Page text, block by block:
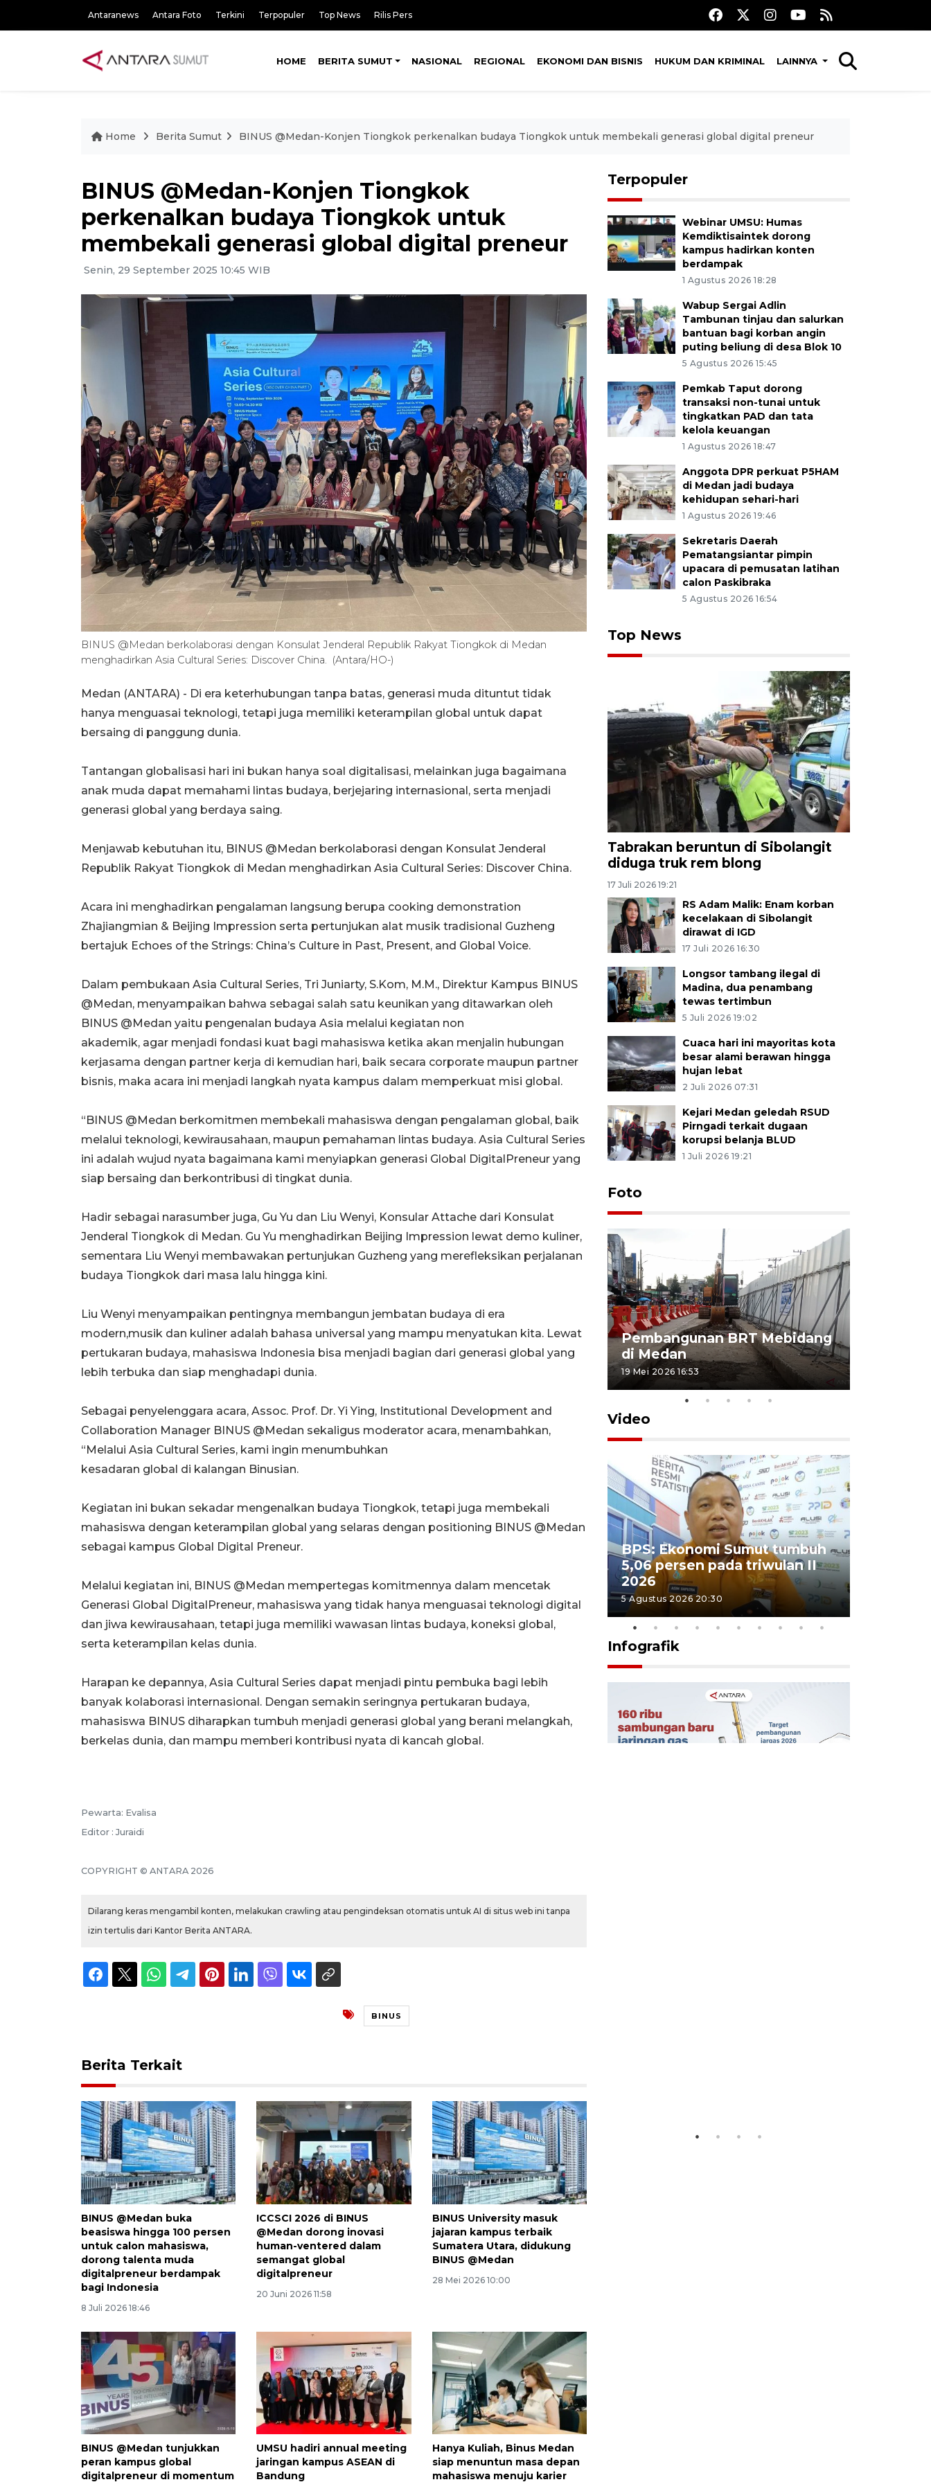
Antaranews Antara Foto Terkini Terpopuler Top News Rilis Pers
HOME BERITA SUMUT NASIONAL REGIONAL EKONOMI DAN BISNIS HUKUM DAN KRIMINAL LAINNYA
Home Berita Sumut BINUS @Medan-Konjen Tiongkok perkenalkan budaya Tiongkok untuk membekali generasi global digital preneur
BINUS @Medan-Konjen Tiongkok
perkenalkan budaya Tiongkok untuk
membekali generasi global digital preneur
Senin, 29 September 2025 10:45 WIB
BINUS @Medan berkolaborasi dengan Konsulat Jenderal Republik Rakyat Tiongkok di Medan
menghadirkan Asia Cultural Series: Discover China. (Antara/HO-)
Medan (ANTARA) - Di era keterhubungan tanpa batas, generasi muda dituntut tidak
hanya menguasai teknologi, tetapi juga memiliki keterampilan global untuk dapat
bersaing di panggung dunia.
Tantangan globalisasi hari ini bukan hanya soal digitalisasi, melainkan juga bagaimana
anak muda dapat memahami lintas budaya, berjejaring internasional, serta menjadi
generasi global yang berdaya saing.
Menjawab kebutuhan itu, BINUS @Medan berkolaborasi dengan Konsulat Jenderal
Republik Rakyat Tiongkok di Medan menghadirkan Asia Cultural Series: Discover China.
Acara ini menghadirkan pengalaman langsung berupa cooking demonstration
Zhajiangmian & Beijing Impression serta pertunjukan alat musik tradisional Guzheng
bertajuk Echoes of the Strings: China’s Culture in Past, Present, and Global Voice.
Dalam pembukaan Asia Cultural Series, Tri Juniarty, S.Kom, M.M., Direktur Kampus BINUS
@Medan, menyampaikan bahwa sebagai salah satu keunikan yang ditawarkan oleh
BINUS @Medan yaitu pengenalan budaya Asia melalui kegiatan non
akademik, agar menjadi fondasi kuat bagi mahasiswa ketika akan menjalin hubungan
kerjasama dengan partner kerja di kemudian hari, baik secara corporate maupun partner
bisnis, maka acara ini menjadi langkah nyata kampus dalam memperkuat misi global.
“BINUS @Medan berkomitmen membekali mahasiswa dengan pengalaman global, baik
melalui teknologi, kewirausahaan, maupun pemahaman lintas budaya. Asia Cultural Series
ini adalah wujud nyata bagaimana kami menyiapkan generasi Global DigitalPreneur yang
siap bersaing dan berkontribusi di tingkat dunia.
Hadir sebagai narasumber juga, Gu Yu dan Liu Wenyi, Konsular Attache dari Konsulat
Jenderal Tiongkok di Medan. Gu Yu menghadirkan Beijing Impression lewat demo kuliner,
sementara Liu Wenyi membawakan pertunjukan Guzheng yang merefleksikan perjalanan
budaya Tiongkok dari masa lalu hingga kini.
Liu Wenyi menyampaikan pentingnya membangun jembatan budaya di era
modern,musik dan kuliner adalah bahasa universal yang mampu menyatukan kita. Lewat
pertukaran budaya, mahasiswa Indonesia bisa menjadi bagian dari generasi global yang
lebih terbuka dan siap menghadapi dunia.
Sebagai penyelenggara acara, Assoc. Prof. Dr. Yi Ying, Institutional Development and
Collaboration Manager BINUS @Medan sekaligus moderator acara, menambahkan,
“Melalui Asia Cultural Series, kami ingin menumbuhkan
kesadaran global di kalangan Binusian.
Kegiatan ini bukan sekadar mengenalkan budaya Tiongkok, tetapi juga membekali
mahasiswa dengan keterampilan global yang selaras dengan positioning BINUS @Medan
sebagai kampus Global Digital Preneur.
Melalui kegiatan ini, BINUS @Medan mempertegas komitmennya dalam mencetak
Generasi Global DigitalPreneur, mahasiswa yang tidak hanya menguasai teknologi digital
dan jiwa kewirausahaan, tetapi juga memiliki wawasan lintas budaya, koneksi global,
serta keterampilan kelas dunia.
Harapan ke depannya, Asia Cultural Series dapat menjadi pintu pembuka bagi lebih
banyak kolaborasi internasional. Dengan semakin seringnya pertukaran budaya,
mahasiswa BINUS diharapkan tumbuh menjadi generasi global yang berani melangkah,
berkelas dunia, dan mampu memberi kontribusi nyata di kancah global.
Pewarta: Evalisa
Editor : Juraidi
COPYRIGHT © ANTARA 2026
Dilarang keras mengambil konten, melakukan crawling atau pengindeksan otomatis untuk AI di situs web ini tanpa
izin tertulis dari Kantor Berita ANTARA.
BINUS
Berita Terkait
BINUS @Medan buka
beasiswa hingga 100 persen
untuk calon mahasiswa,
dorong talenta muda
digitalpreneur berdampak
bagi Indonesia
8 Juli 2026 18:46
ICCSCI 2026 di BINUS
@Medan dorong inovasi
human-ventered dalam
semangat global
digitalpreneur
20 Juni 2026 11:58
BINUS University masuk
jajaran kampus terbaik
Sumatera Utara, didukung
BINUS @Medan
28 Mei 2026 10:00
BINUS @Medan tunjukkan
peran kampus global
digitalpreneur di momentum
UMSU hadiri annual meeting
jaringan kampus ASEAN di
Bandung
Hanya Kuliah, Binus Medan
siap menuntun masa depan
mahasiswa menuju karier
Terpopuler
Webinar UMSU: Humas
Kemdiktisaintek dorong
kampus hadirkan konten
berdampak
1 Agustus 2026 18:28
Wabup Sergai Adlin
Tambunan tinjau dan salurkan
bantuan bagi korban angin
puting beliung di desa Blok 10
5 Agustus 2026 15:45
Pemkab Taput dorong
transaksi non-tunai untuk
tingkatkan PAD dan tata
kelola keuangan
1 Agustus 2026 18:47
Anggota DPR perkuat P5HAM
di Medan jadi budaya
kehidupan sehari-hari
1 Agustus 2026 19:46
Sekretaris Daerah
Pematangsiantar pimpin
upacara di pemusatan latihan
calon Paskibraka
5 Agustus 2026 16:54
Top News
Tabrakan beruntun di Sibolangit
diduga truk rem blong
17 Juli 2026 19:21
RS Adam Malik: Enam korban
kecelakaan di Sibolangit
dirawat di IGD
17 Juli 2026 16:30
Longsor tambang ilegal di
Madina, dua penambang
tewas tertimbun
5 Juli 2026 19:02
Cuaca hari ini mayoritas kota
besar alami berawan hingga
hujan lebat
2 Juli 2026 07:31
Kejari Medan geledah RSUD
Pirngadi terkait dugaan
korupsi belanja BLUD
1 Juli 2026 19:21
Foto
Pelaporan SPT Tahunan di
Sumut
Pembangunan BRT Mebidang
di Medan
19 Mei 2026 16:53
Video
jantung anak
23 Juli 2026 20:04
BPS: Ekonomi Sumut tumbuh
5,06 persen pada triwulan II
2026
5 Agustus 2026 20:30
Infografik
2026-08-06 18:45:00